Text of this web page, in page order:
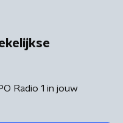
Radio 1 in jouw